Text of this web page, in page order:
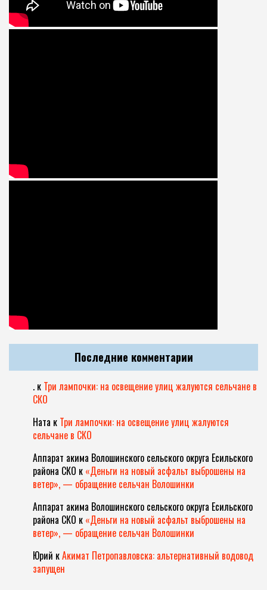
Последние комментарии
. к Три лампочки: на освещение улиц жалуются сельчане в
СКО
Ната к Три лампочки: на освещение улиц жалуются
сельчане в СКО
Аппарат акима Волошинского сельского округа Есильского
района СКО к «Деньги на новый асфальт выброшены на
ветер», — обращение сельчан Волошинки
Аппарат акима Волошинского сельского округа Есильского
района СКО к «Деньги на новый асфальт выброшены на
ветер», — обращение сельчан Волошинки
Юрий кАкимат Петропавловска: альтернативный водовод
запущен